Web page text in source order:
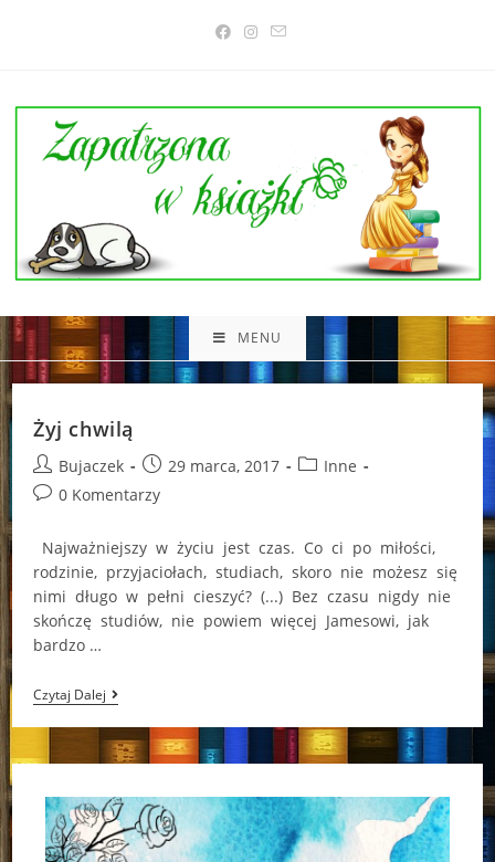
MENU
Żyj chwilą
Post
author:
Bujaczek
Post
published:
29 marca, 2017
PostInne
Post0 Komentarzy
Najważniejszy w życiu jest czas. Co ci po miłości,
rodzinie, przyjaciołach, studiach, skoro nie możesz się
nimi długo w pełni cieszyć? (...) Bez czasu nigdy nie
skończę studiów, nie powiem więcej Jamesowi, jak
bardzo …
Czytaj DalejŻyj
Chwilą